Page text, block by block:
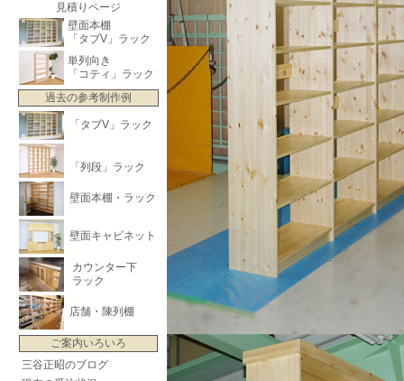
見積りページ
壁面本棚
「タブV」ラック
単列向き
「コティ」ラック
過去の参考制作例
「タブV」ラック
「列段」ラック
壁面本棚・ラック
壁面キャビネット
カウンター下
ラック
店舗・陳列棚
ご案内いろいろ
三谷正昭のブログ